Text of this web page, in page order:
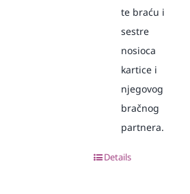
te braću i
sestre
nosioca
kartice i
njegovog
bračnog
partnera.
Details